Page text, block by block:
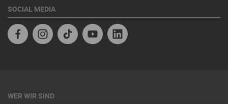
SOCIAL MEDIA
FacebookInstagramTikTok Youtube
WER WIR SIND